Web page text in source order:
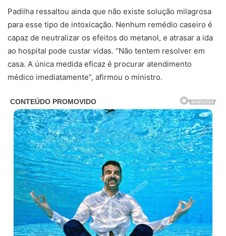
Padilha ressaltou ainda que não existe solução milagrosa
para esse tipo de intoxicação. Nenhum remédio caseiro é
capaz de neutralizar os efeitos do metanol, e atrasar a ida
ao hospital pode custar vidas. “Não tentem resolver em
casa. A única medida eficaz é procurar atendimento
médico imediatamente”, afirmou o ministro.